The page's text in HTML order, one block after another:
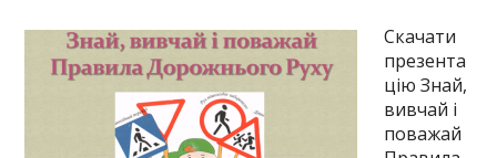
Скачати
презента
цію Знай,
вивчай і
поважай